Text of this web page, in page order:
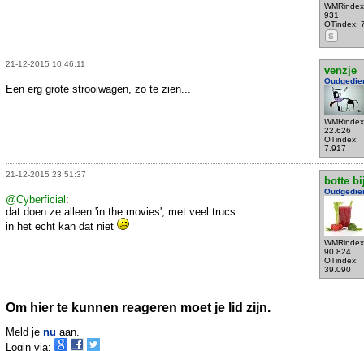
931
OTindex:
S
21-12-2015 10:46:11
venzje
22.626
OTindex:
7.917
Een erg grote strooiwagen, zo te zien...
21-12-2015 23:51:37
botte
90.824
OTindex:
39.090
@Cyberficial:
dat doen ze alleen 'in the movies', met veel trucs....
in het echt kan dat niet
Om hier te kunnen reageren moet je lid zijn.
Meld je nu aan.
Login via: